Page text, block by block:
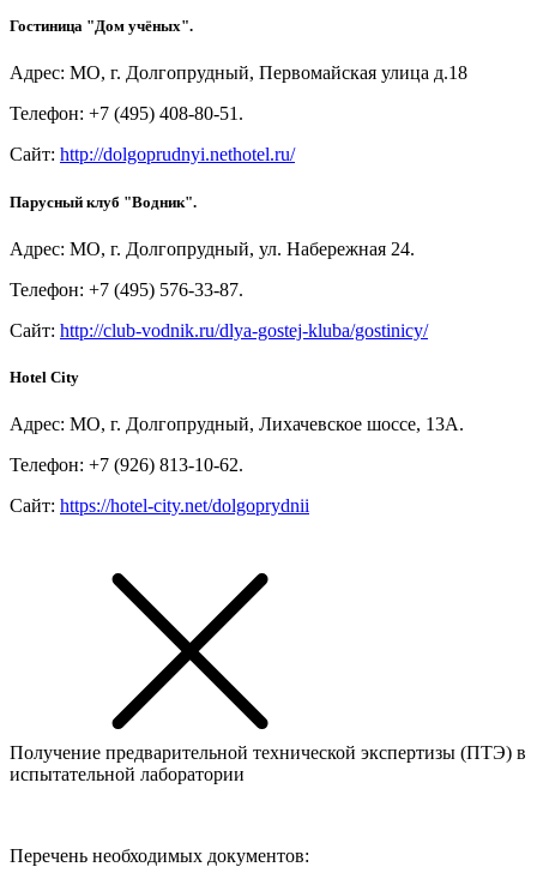
Гостиница "Дом учёных".
Адрес: МО, г. Долгопрудный, Первомайская улица д.18
Телефон: +7 (495) 408-80-51.
Сайт: http://dolgoprudnyi.nethotel.ru/
Парусный клуб "Водник".
Адрес: МО, г. Долгопрудный, ул. Набережная 24.
Телефон: +7 (495) 576-33-87.
Сайт: http://club-vodnik.ru/dlya-gostej-kluba/gostinicy/
Hotel City
Адрес: МО, г. Долгопрудный, Лихачевское шоссе, 13А.
Телефон: +7 (926) 813-10-62.
Сайт: https://hotel-city.net/dolgoprydnii
Получение предварительной технической экспертизы (ПТЭ) в
испытательной лаборатории
Перечень необходимых документов: